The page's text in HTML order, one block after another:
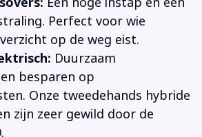
Perfect voor wie
op de weg eist.
Duurzaam
besparen op
Onze tweedehands hybride
zijn zeer gewild door de